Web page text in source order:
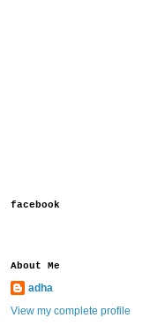
facebook
About Me
adha
View my complete profile